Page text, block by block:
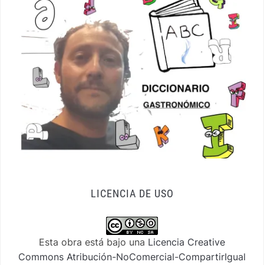
LICENCIA DE USO
Esta obra está bajo una Licencia Creative
Commons Atribución-NoComercial-CompartirIgual